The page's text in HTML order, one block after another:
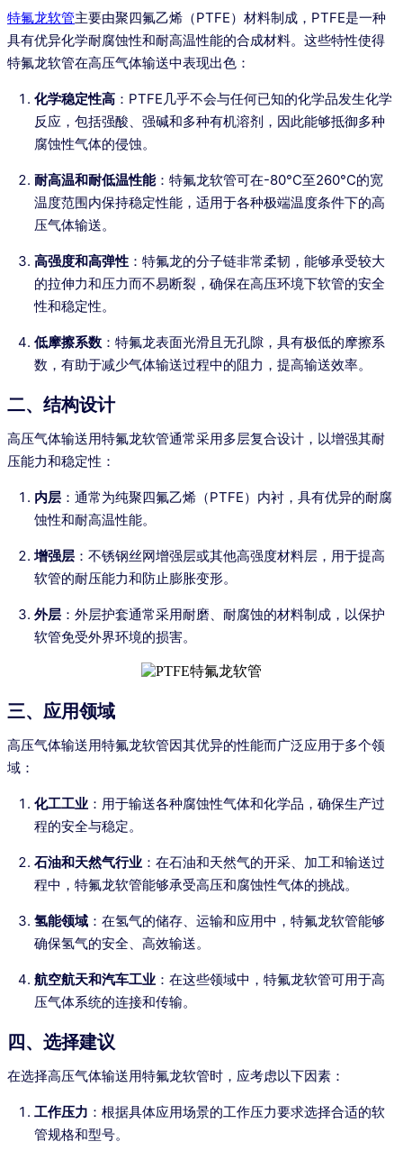
特氟龙软管主要由聚四氟乙烯（PTFE）材料制成，PTFE是一种
具有优异化学耐腐蚀性和耐高温性能的合成材料。这些特性使得
特氟龙软管在高压气体输送中表现出色：
化学稳定性高 ：PTFE几乎不会与任何已知的化学品发生化学
反应，包括强酸、强碱和多种有机溶剂，因此能够抵御多种
腐蚀性气体的侵蚀。
耐高温和耐低温性能：特氟龙软管可在-80°C至260°C的宽
温度范围内保持稳定性能，适用于各种极端温度条件下的高
压气体输送。
高强度和高弹性 ：特氟龙的分子链非常柔韧，能够承受较大
的拉伸力和压力而不易断裂，确保在高压环境下软管的安全
性和稳定性。
低摩擦系数 ：特氟龙表面光滑且无孔隙，具有极低的摩擦系
数，有助于减少气体输送过程中的阻力，提高输送效率。
二、结构设计
高压气体输送用特氟龙软管通常采用多层复合设计，以增强其耐
压能力和稳定性：
内层 ：通常为纯聚四氟乙烯（PTFE）内衬，具有优异的耐腐
蚀性和耐高温性能。
增强层 ：不锈钢丝网增强层或其他高强度材料层，用于提高
软管的耐压能力和防止膨胀变形。
外层 ：外层护套通常采用耐磨、耐腐蚀的材料制成，以保护
软管免受外界环境的损害。
三、应用领域
高压气体输送用特氟龙软管因其优异的性能而广泛应用于多个领
域：
化工工业 ：用于输送各种腐蚀性气体和化学品，确保生产过
程的安全与稳定。
石油和天然气行业 ：在石油和天然气的开采、加工和输送过
程中，特氟龙软管能够承受高压和腐蚀性气体的挑战。
氢能领域 ：在氢气的储存、运输和应用中，特氟龙软管能够
确保氢气的安全、高效输送。
航空航天和汽车工业 ：在这些领域中，特氟龙软管可用于高
压气体系统的连接和传输。
四、选择建议
在选择高压气体输送用特氟龙软管时，应考虑以下因素：
工作压力 ：根据具体应用场景的工作压力要求选择合适的软
管规格和型号。